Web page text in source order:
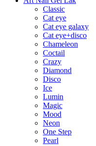
Classic
Cat eye
Cat eye galaxy
Cat eye+disco
Chameleon
Coctail
Crazy
Diamond
Disco
Ice
Lumin
Magic
Mood
Neon
One Step
Pearl